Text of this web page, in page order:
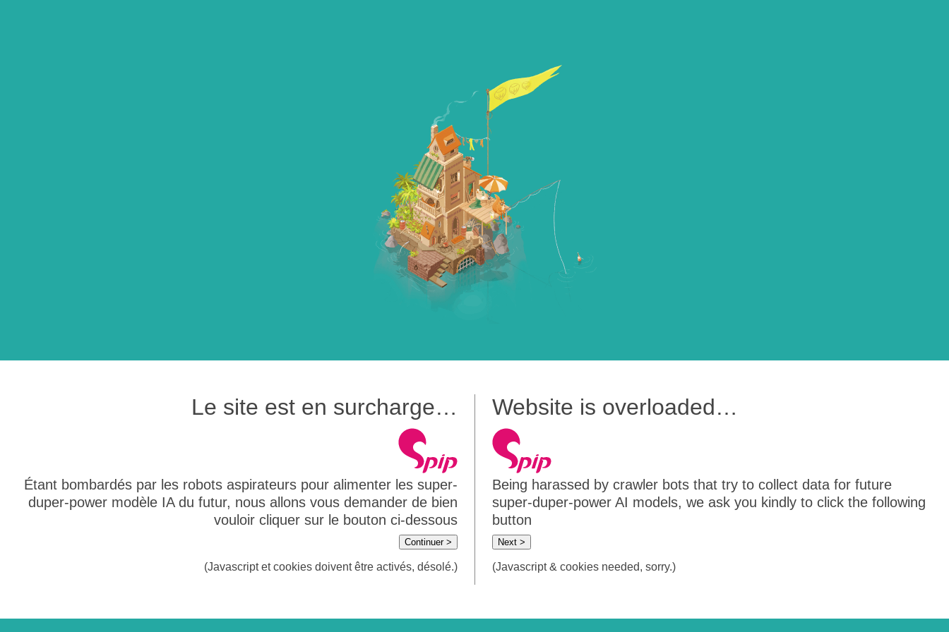
Le site est en surcharge…
Étant bombardés par les robots aspirateurs pour alimenter les super-
duper-power modèle IA du futur, nous allons vous demander de bien
vouloir cliquer sur le bouton ci-dessous
Continuer >
(Javascript et cookies doivent être activés, désolé.)
Website is overloaded…
Being harassed by crawler bots that try to collect data for future
super-duper-power AI models, we ask you kindly to click the following
button
Next >
(Javascript & cookies needed, sorry.)